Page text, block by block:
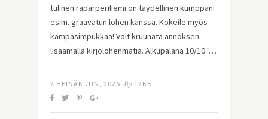
tulinen raparperiliemi on täydellinen kumppani
esim. graavatun lohen kanssa. Kokeile myös
kampasimpukkaa! Voit kruunata annoksen
lisäämällä kirjolohenmätiä. Alkupalana 10/10.”…
2 HEINÄKUUN, 2025 By 12KK